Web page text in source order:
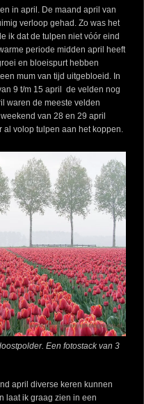
in april. De maand april van
verloop gehad. Zo was het
ik dat de tulpen niet vóór eind
periode midden april heeft
en bloeispurt hebben
mum van tijd uitgebloeid. In
9 t/m 15 april de velden nog
waren de meeste velden
van 28 en 29 april
volop tulpen aan het koppen.
Een fotostack van 3
april diverse keren kunnen
laat ik graag zien in een